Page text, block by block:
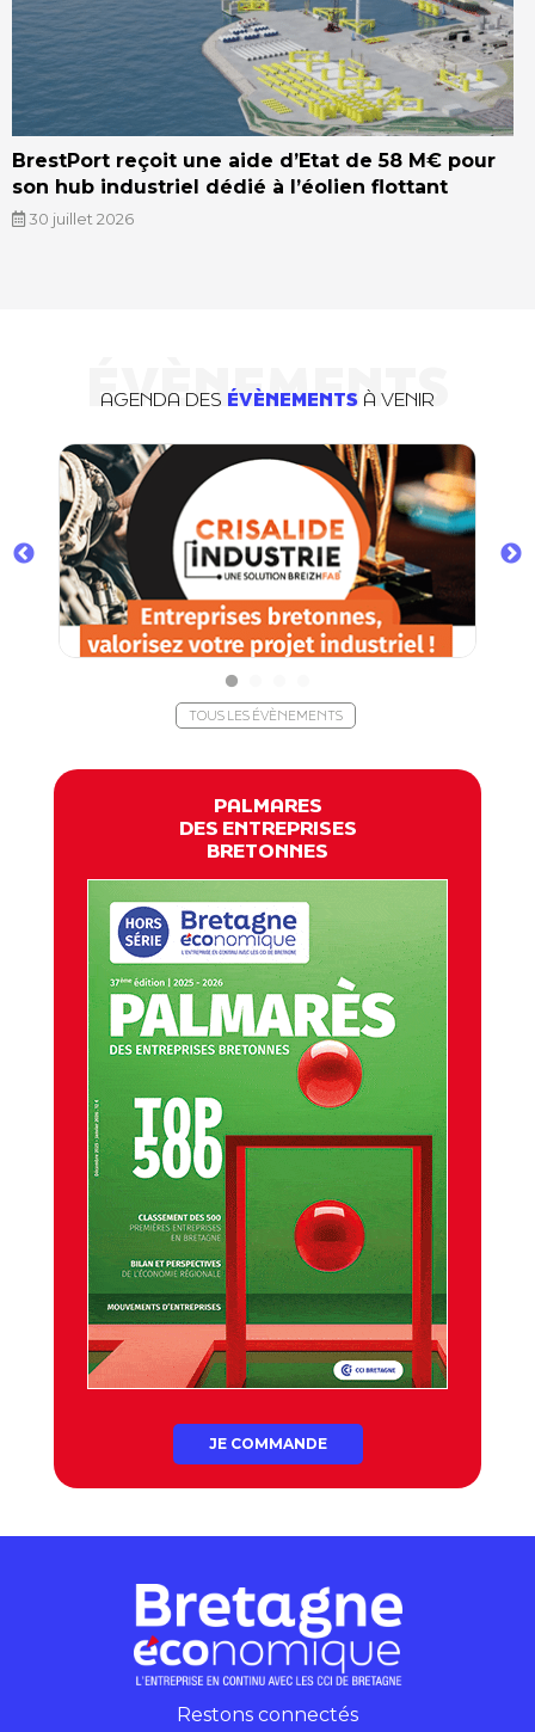
BrestPort reçoit une aide d’Etat de 58 M€ pour
son hub industriel dédié à l’éolien flottant
30 juillet 2026
ÉVÈNEMENTS
AGENDA DES ÉVÈNEMENTS À VENIR
TOUS LES ÉVÈNEMENTS
PALMARES
DES ENTREPRISES
BRETONNES
JE COMMANDE
Restons connectés